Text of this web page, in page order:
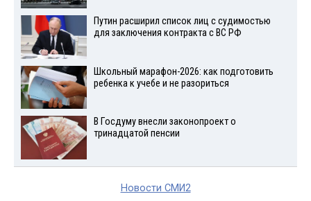
Путин расширил список лиц с судимостью
для заключения контракта с ВС РФ
Школьный марафон-2026: как подготовить
ребенка к учебе и не разориться
В Госдуму внесли законопроект о
тринадцатой пенсии
Новости СМИ2